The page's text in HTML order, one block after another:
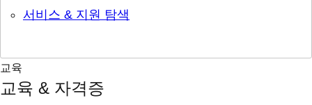
서비스 & 지원 탐색
교육
교육 & 자격증